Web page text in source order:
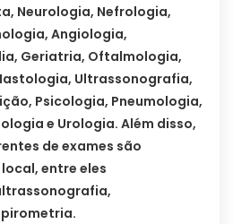
Neurologia, Nefrologia,
Angiologia,
Geriatria, Oftalmologia,
Ultrassonografia,
Psicologia, Pneumologia,
e Urologia. Além disso,
de exames são
entre eles